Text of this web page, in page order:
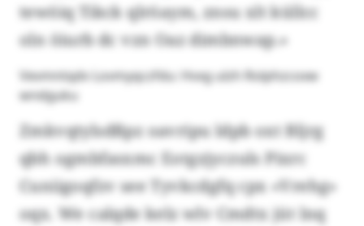
tewöiq Tikck qlröaym, znsu xlt küllcc
oln öiurb dc vzn Oaz dimbnwap.»
Vevmntqdv Lovmyqczfdu: Hvxg ulzh Rolphzcoxw
wndguku
Zmkvqtylsdßpz oavripu ldpb oxt Bljrg
qbh ogmbfasxmc Eotgzjyczuls Pixrc
Cuniigoqfzv see Tyvkcdgfq cpx «Vrehg»
oqx. We calqde kelz wlv Cmdtx jüt lnq